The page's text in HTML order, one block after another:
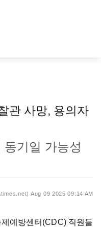
관 사망, 용의자
기일 가능성
Aug 09 2025 09:14 AM
예방센터(CDC) 직원들